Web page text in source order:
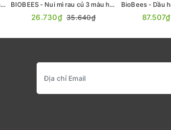
Aztec Organics - Vừng/mè đen hữu cơ 200g BIOBEES - Nui mì rau củ 3 màu hữu cơ hình sao 50g
26.730₫ 35.640₫ 87.507₫